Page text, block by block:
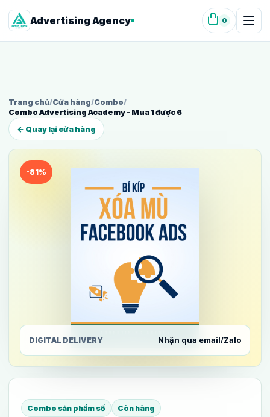
Advertising Agency 0
Trang chủ/Cửa hàng/Combo/
Combo Advertising Academy - Mua 1 được 6
← Quay lại cửa hàng
-81%
DIGITAL DELIVERY Nhận qua email/Zalo
Combo sản phẩm số Còn hàng